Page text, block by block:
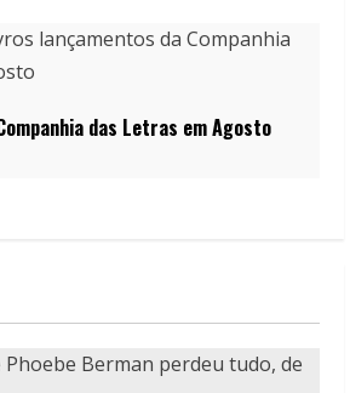
das Letras em Agosto